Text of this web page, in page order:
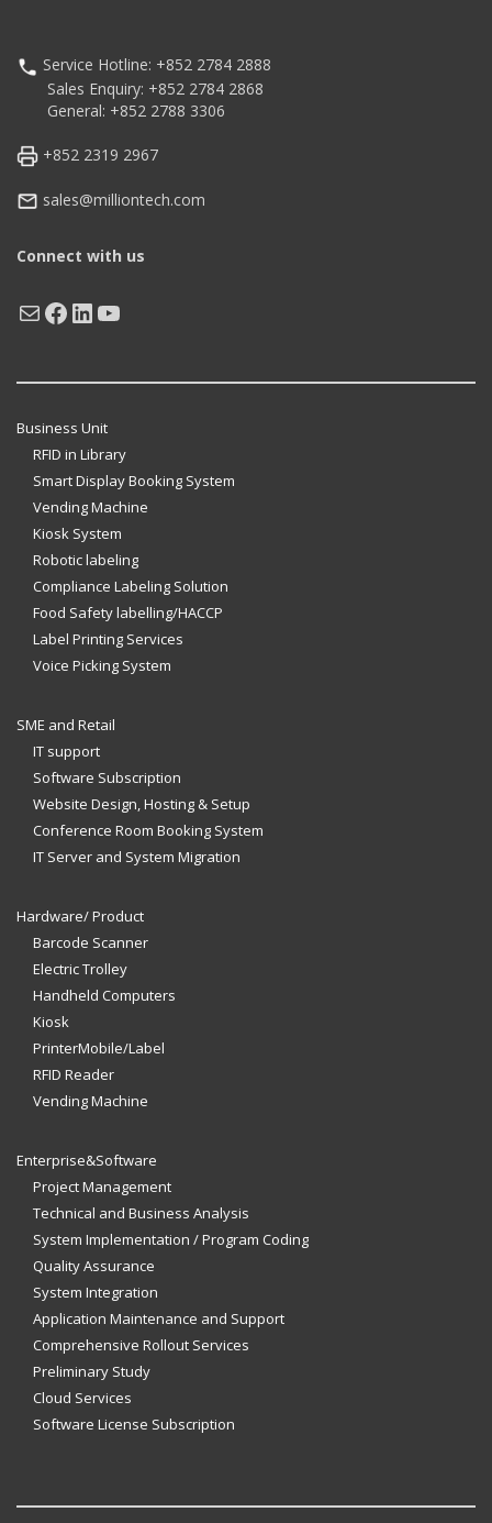
Service Hotline: +852 2784 2888
Sales Enquiry: +852 2784 2868
General: +852 2788 3306
+852 2319 2967
sales@milliontech.com
Connect with us
MailFacebook
LinkedIn
YouTube
Business Unit
RFID in Library
Smart Display Booking System
Vending Machine
Kiosk System
Robotic labeling
Compliance Labeling Solution
Food Safety labelling/HACCP
Label Printing Services
Voice Picking System
SME and Retail
IT support
Software Subscription
Website Design, Hosting & Setup
Conference Room Booking System
IT Server and System Migration
Hardware/ Product
Barcode Scanner
Electric Trolley
Handheld Computers
Kiosk
PrinterMobile/Label
RFID Reader
Vending Machine
Enterprise&Software
Project Management
Technical and Business Analysis
System Implementation / Program Coding
Quality Assurance
System Integration
Application Maintenance and Support
Comprehensive Rollout Services
Preliminary Study
Cloud Services
Software License Subscription